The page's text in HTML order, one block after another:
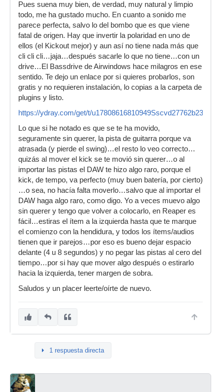
Pues suena muy bien, de verdad, muy natural y limpio
todo, me ha gustado mucho. En cuanto a sonido me
parece perfecta, salvo lo del bombo que es que viene
fatal de origen. Hay que invertir la polaridad en uno de
ellos (el Kickout mejor) y aun así no tiene nada más que
cli cli cli…jaja…después sacarle lo que no tiene…con un
drive…El Bassdrive de Airwindows hace milagros en ese
sentido. Te dejo un enlace por si quieres probarlos, son
gratis y no requieren instalación, lo copias a la carpeta de
plugins y listo.
https://ydray.com/get/t/
Lo que si he notado es que se te ha movido,
seguramente sin querer, la pista de guitarra porque va
atrasada (y pierde el swing)…el resto lo veo correcto…
quizás al mover el kick se te movió sin querer…o al
importar las pistas el DAW te hizo algo raro, porque el
kick, de tempo, va perfecto (muy buen batería, por cierto)
…o sea, no hacía falta moverlo…salvo que al importar el
DAW haga algo raro, como digo. Yo a veces muevo algo
sin querer y tengo que volver a colocarlo, en Reaper es
fácil…estiras el ítem a la izquierda hasta que te marque
el comienzo con la hendidura, y todos los ítems/audios
tienen que ir parejos…por eso es bueno dejar espacio
delante (4 u 8 segundos) y no pegar las pistas al cero del
tiempo…por si hay que mover algo después o estirarlo
hacia la izquierda, tener margen de sobra.
Saludos y un placer leerte/oírte de nuevo.
1 respuesta directa